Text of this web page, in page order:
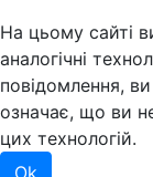
На цьому сайті
аналогічні
повідомлення,
означає, що ви
цих технологій.
Ok